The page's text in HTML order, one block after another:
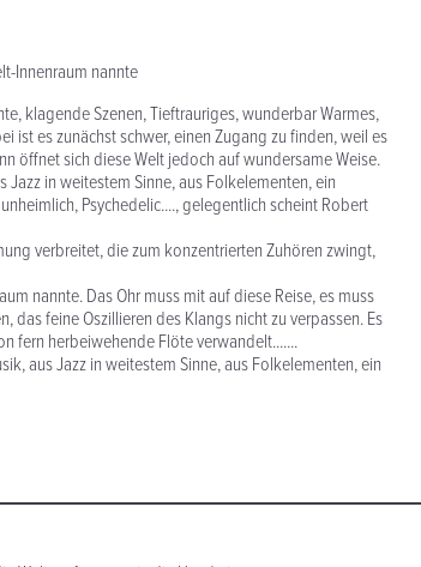
Innenraum nannte
klagende Szenen, Tieftrauriges, wunderbar Warmes,
ist es zunächst schwer, einen Zugang zu finden, weil es
öffnet sich diese Welt jedoch auf wundersame Weise.
in weitestem Sinne, aus Folkelementen, ein
Psychedelic...., gelegentlich scheint Robert
verbreitet, die zum konzentrierten Zuhören zwingt,
nannte. Das Ohr muss mit auf diese Reise, es muss
das feine Oszillieren des Klangs nicht zu verpassen. Es
fern herbeiwehende Flöte verwandelt.......
aus Jazz in weitestem Sinne, aus Folkelementen, ein